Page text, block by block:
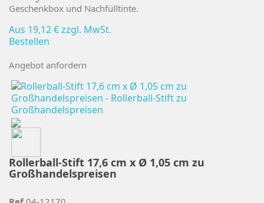
Geschenkbox und Nachfülltinte.
Aus 19,12 €zzgl. MwSt.
Bestellen
Angebot anfordern
Rollerball-Stift 17,6 cm x Ø 1,05 cm zu
Großhandelspreisen